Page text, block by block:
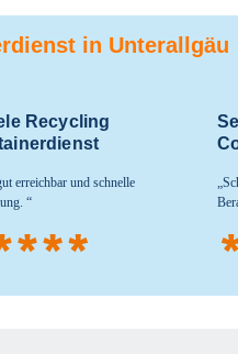
in Unterallgäu
Recycling
erreichbar und schnelle